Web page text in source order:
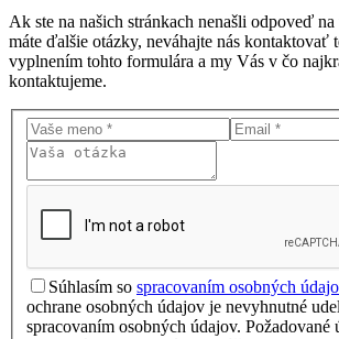
Ak ste na našich stránkach nenašli odpoveď
máte ďalšie otázky, neváhajte nás kontaktovať
vyplnením tohto formulára a my Vás v čo
kontaktujeme.
Súhlasím so spracovaním osobných
ochrane osobných údajov je nevyhnutné
spracovaním osobných údajov. Požadované